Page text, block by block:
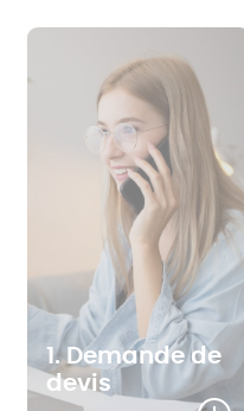
1. Demande de
devis